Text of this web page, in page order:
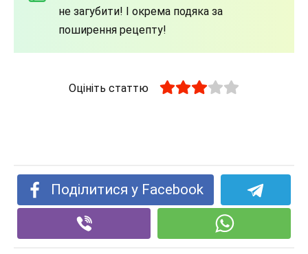
не загубити! І окрема подяка за
поширення рецепту!
Оцініть статтю
Поділитися у Facebook